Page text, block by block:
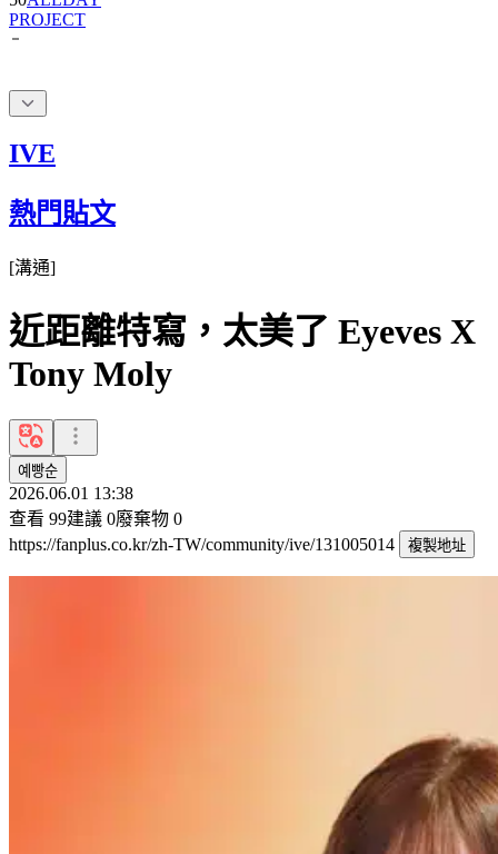
IVE
熱門貼文
[溝通]
近距離特寫，太美了 Eyeves X
Tony Moly
예빵순
2026.06.01 13:38
查看 99建議 0廢棄物 0
https://fanplus.co.kr/zh-TW/community/ive/131005014
複製地址